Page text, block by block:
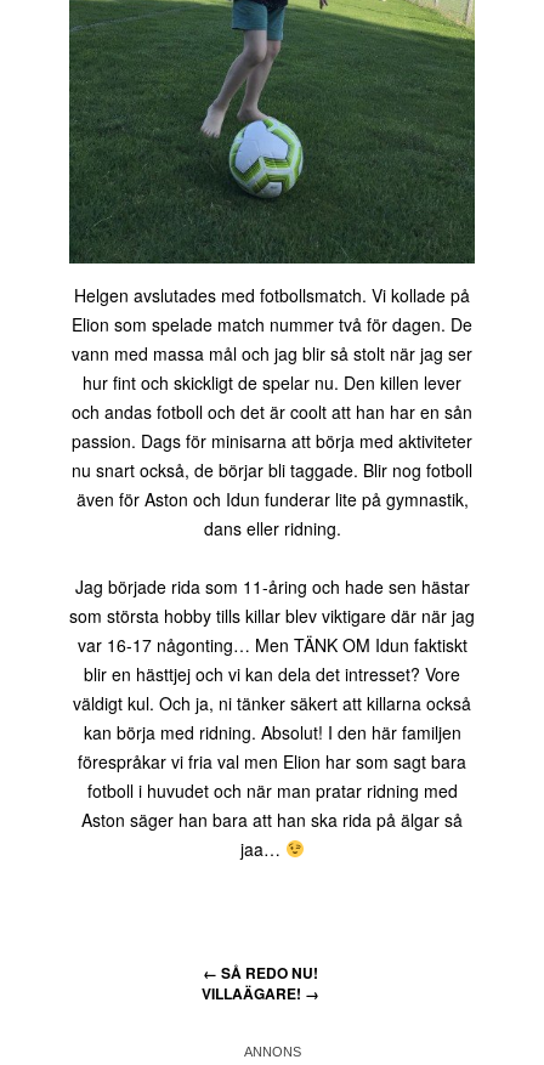
Helgen avslutades med fotbollsmatch. Vi kollade på
Elion som spelade match nummer två för dagen. De
vann med massa mål och jag blir så stolt när jag ser
hur fint och skickligt de spelar nu. Den killen lever
och andas fotboll och det är coolt att han har en sån
passion. Dags för minisarna att börja med aktiviteter
nu snart också, de börjar bli taggade. Blir nog fotboll
även för Aston och Idun funderar lite på gymnastik,
dans eller ridning.
Jag började rida som 11-åring och hade sen hästar
som största hobby tills killar blev viktigare där när jag
var 16-17 någonting… Men TÄNK OM Idun faktiskt
blir en hästtjej och vi kan dela det intresset? Vore
väldigt kul. Och ja, ni tänker säkert att killarna också
kan börja med ridning. Absolut! I den här familjen
förespråkar vi fria val men Elion har som sagt bara
fotboll i huvudet och när man pratar ridning med
Aston säger han bara att han ska rida på älgar så
jaa…
← SÅ REDO NU!
VILLAÄGARE! →